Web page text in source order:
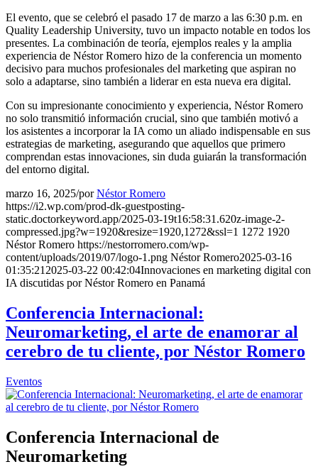
El evento, que se celebró el pasado 17 de marzo a las 6:30 p.m. en
Quality Leadership University, tuvo un impacto notable en todos los
presentes. La combinación de teoría, ejemplos reales y la amplia
experiencia de Néstor Romero hizo de la conferencia un momento
decisivo para muchos profesionales del marketing que aspiran no
solo a adaptarse, sino también a liderar en esta nueva era digital.
Con su impresionante conocimiento y experiencia, Néstor Romero
no solo transmitió información crucial, sino que también motivó a
los asistentes a incorporar la IA como un aliado indispensable en sus
estrategias de marketing, asegurando que aquellos que primero
comprendan estas innovaciones, sin duda guiarán la transformación
del entorno digital.
marzo 16, 2025/porNéstor Romero
https://i2.wp.com/prod-dk-guestposting-
static.doctorkeyword.app/2025-03-19t16:58:31.620z-image-2-
compressed.jpg?w=1920&resize=1920,1272&ssl=1 1272 1920
Néstor Romero https://nestorromero.com/wp-
content/uploads/2019/07/logo-1.png Néstor Romero2025-03-16
01:35:21 2025-03-22 00:42:04Innovaciones en marketing digital con
IA discutidas por Néstor Romero en Panamá
Conferencia Internacional:
Neuromarketing, el arte de enamorar al
cerebro de tu cliente, por Néstor Romero
Eventos
Conferencia Internacional de
Neuromarketing